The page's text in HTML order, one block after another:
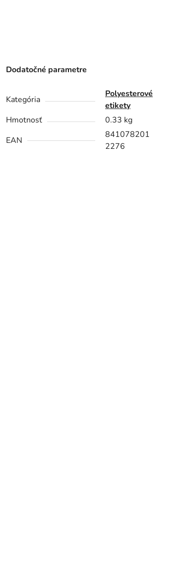
Dodatočné parametre
Kategória
Polyesterové
etikety
Hmotnosť
0.33 kg
EAN
841078201
2276